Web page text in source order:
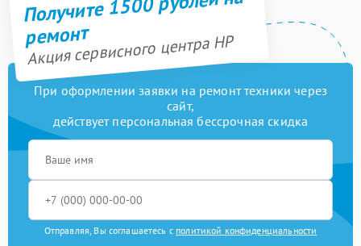
ремонт
Акция сервисного центра HP
При оформлении заявки на ремонт техники через
сайт,
действует персональная бессрочная скидка
Отправляя, Вы соглашаетесь с политикой конфиденциальности